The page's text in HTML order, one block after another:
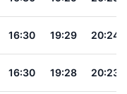
16:30 19:29 20:24
16:30 19:28 20:23